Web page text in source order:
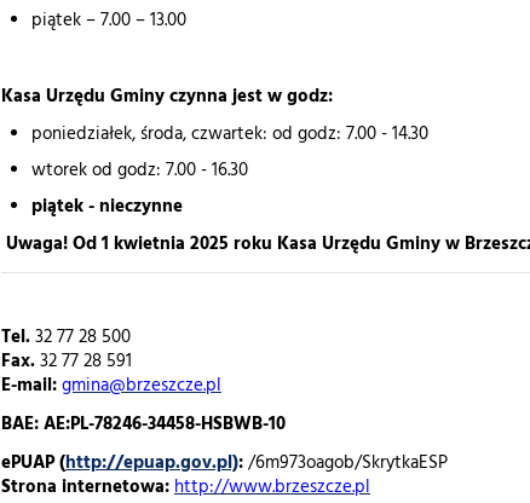
piątek – 7.00 – 13.00
Kasa Urzędu Gminy czynna jest w godz:
poniedziałek, środa, czwartek: od godz: 7.00 - 14.30
wtorek od godz: 7.00 - 16.30
piątek - nieczynne
Uwaga!Od 1 kwietnia 2025 roku Kasa Urzędu Gminy w
Tel.32 77 28 500
Fax.32 77 28 591
E-mail:gmina@brzeszcze.pl
BAE: AE:PL-78246-34458-HSBWB-10
ePUAP (http://epuap.gov.pl):/6m973oagob/SkrytkaESP
Strona internetowa:http://www.brzeszcze.pl